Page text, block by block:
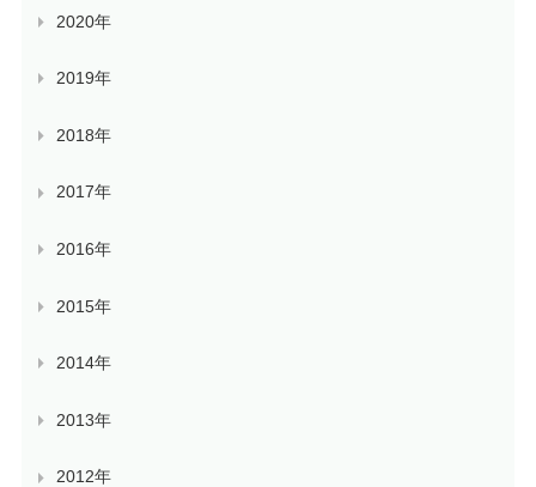
2020年
2019年
2018年
2017年
2016年
2015年
2014年
2013年
2012年